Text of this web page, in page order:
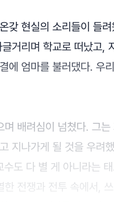
갖 현실의 소리들이 들
거리며 학교로 떠났고,
에 엄마를 불러댔다. 우
배려심이 넘쳤다. 그는
지나가게 될 것을 우려
도 다 별 게 아니라는
한 전쟁과 전투 속에서,